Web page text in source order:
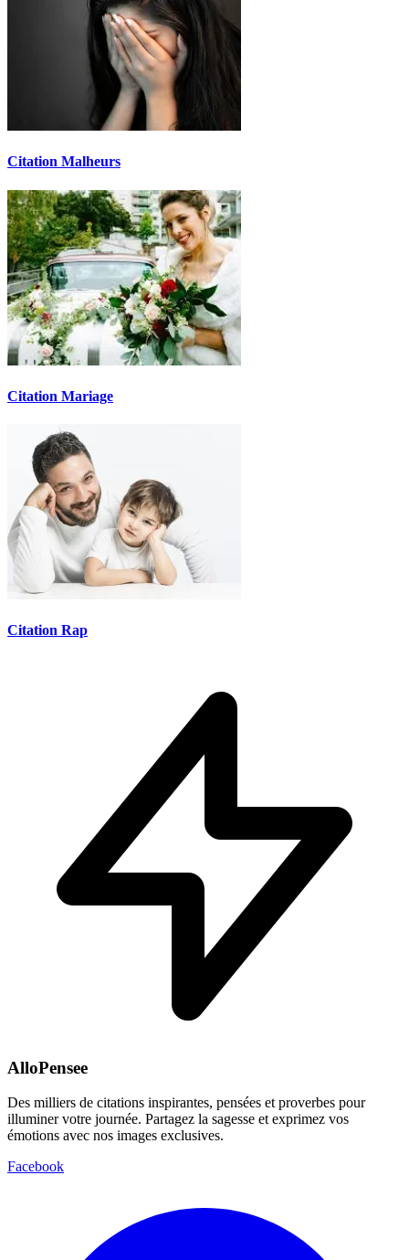
Citation Malheurs
Citation Mariage
Citation Rap
AlloPensee
Des milliers de citations inspirantes, pensées et proverbes pour
illuminer votre journée. Partagez la sagesse et exprimez vos
émotions avec nos images exclusives.
Facebook